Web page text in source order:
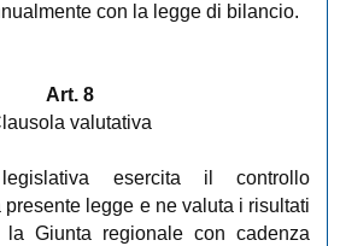
con la legge di bilancio.
Art. 8
valutativa
esercita il controllo
presente legge e ne valuta i risultati
Giunta regionale con cadenza